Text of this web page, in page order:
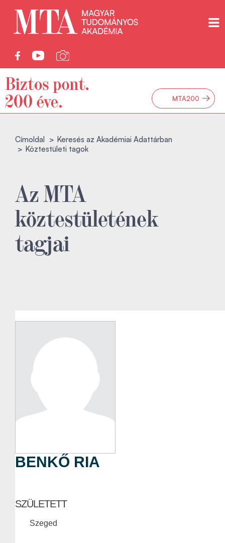
MTA200 →
Címoldal
Keresés az Akadémiai Adattárban
Köztestületi tagok
Az MTA
köztestületének
tagjai
BENKŐ RIA
SZÜLETETT
Szeged